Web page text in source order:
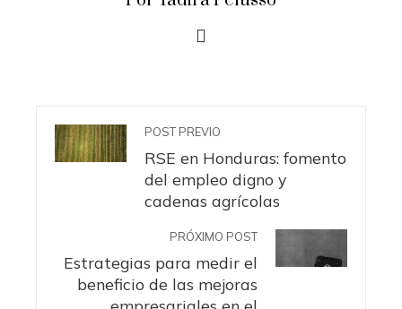
POST PREVIO
RSE en Honduras: fomento
del empleo digno y
cadenas agrícolas
PRÓXIMO POST
Estrategias para medir el
beneficio de las mejoras